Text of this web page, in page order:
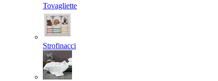
Tovagliette
Strofinacci